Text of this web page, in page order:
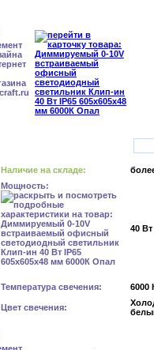
Наличие на складе:
Мощность:
40 Вт
Температура свечения: 6000
Цвет свечения: